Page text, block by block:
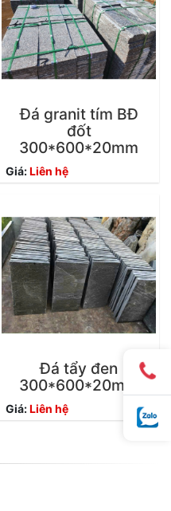
Đá granit tím BĐ
đốt
300*600*20mm
Giá:Liên hệ
Đá tẩy đen
300*600*20mm
Giá:Liên hệ